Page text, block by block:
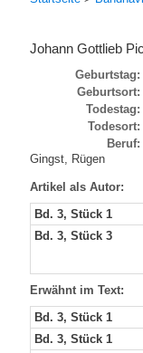
Johann Gottlieb
Geburtstag:
Geburtsort:
Todestag:
Todesort:
Beruf:
Gingst, Rügen
Artikel als Autor:
Bd. 3, Stück 1
Bd. 3, Stück 3
Erwähnt im Text:
Bd. 3, Stück 1
Bd. 3, Stück 1